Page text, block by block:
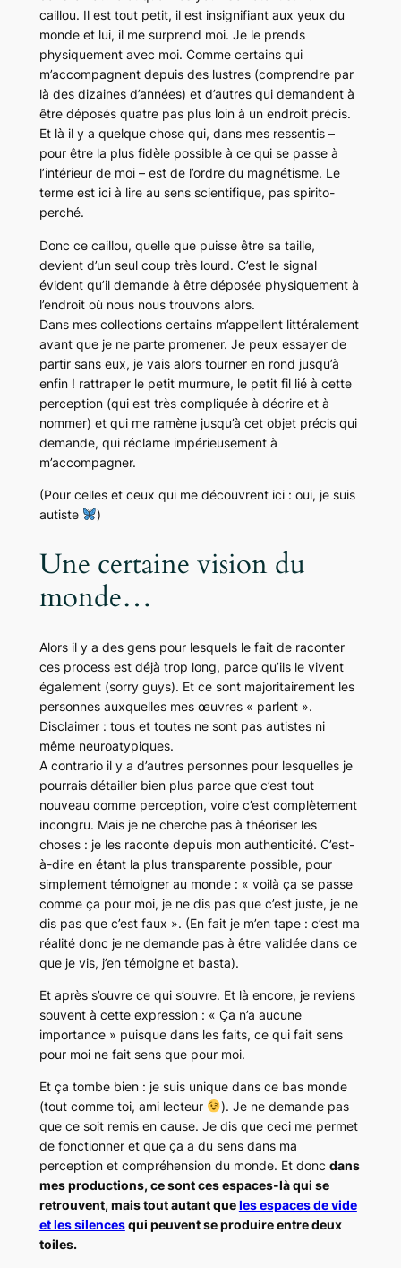
caillou. Il est tout petit, il est insignifiant aux yeux du
monde et lui, il me surprend moi. Je le prends
physiquement avec moi. Comme certains qui
m’accompagnent depuis des lustres (comprendre par
là des dizaines d’années) et d’autres qui demandent à
être déposés quatre pas plus loin à un endroit précis.
Et là il y a quelque chose qui, dans mes ressentis –
pour être la plus fidèle possible à ce qui se passe à
l’intérieur de moi – est de l’ordre du magnétisme. Le
terme est ici à lire au sens scientifique, pas spirito-
perché.
Donc ce caillou, quelle que puisse être sa taille,
devient d’un seul coup très lourd. C’est le signal
évident qu’il demande à être déposée physiquement à
l’endroit où nous nous trouvons alors.
Dans mes collections certains m’appellent littéralement
avant que je ne parte promener. Je peux essayer de
partir sans eux, je vais alors tourner en rond jusqu’à
enfin ! rattraper le petit murmure, le petit fil lié à cette
perception (qui est très compliquée à décrire et à
nommer) et qui me ramène jusqu’à cet objet précis qui
demande, qui réclame impérieusement à
m’accompagner.
(Pour celles et ceux qui me découvrent ici : oui, je suis
autiste
)
Une certaine vision du
monde…
Alors il y a des gens pour lesquels le fait de raconter
ces process est déjà trop long, parce qu’ils le vivent
également (sorry guys). Et ce sont majoritairement les
personnes auxquelles mes œuvres « parlent ».
Disclaimer : tous et toutes ne sont pas autistes ni
même neuroatypiques.
A contrario il y a d’autres personnes pour lesquelles je
pourrais détailler bien plus parce que c’est tout
nouveau comme perception, voire c’est complètement
incongru. Mais je ne cherche pas à théoriser les
choses : je les raconte depuis mon authenticité. C’est-
à-dire en étant la plus transparente possible, pour
simplement témoigner au monde : « voilà ça se passe
comme ça pour moi, je ne dis pas que c’est juste, je ne
dis pas que c’est faux ». (En fait je m’en tape : c’est ma
réalité donc je ne demande pas à être validée dans ce
que je vis, j’en témoigne et basta).
Et après s’ouvre ce qui s’ouvre. Et là encore, je reviens
souvent à cette expression : « Ça n’a aucune
importance » puisque dans les faits, ce qui fait sens
pour moi ne fait sens que pour moi.
Et ça tombe bien : je suis unique dans ce bas monde
(tout comme toi, ami lecteur
). Je ne demande pas
que ce soit remis en cause. Je dis que ceci me permet
de fonctionner et que ça a du sens dans ma
perception et compréhension du monde. Et donc dans
mes productions, ce sont ces espaces-là qui se
retrouvent, mais tout autant queles espaces de vide
et les silencesqui peuvent se produire entre deux
toiles.